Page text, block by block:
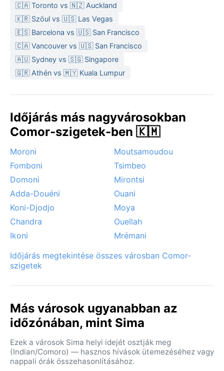
elengedhetetlen a trópusi feltételek között.
A legkedvezőbb időszak az időjárás szempontjából a
májustól novemberig tartó, viszonylag szárazabb
periódus, amikor a monszun esőzések ritkábbak és a
tenger is nyugodtabb. A jelentősebb időjárási
jelenségek közé tartozik a trópusi ciklonok szezonja
rendszer hozza a nedves, délnyugati szeleket a
melegebb hónapokban, míg télen a keleti
passzátszelek enyhébb, szárazabb légtömegeket
szállítanak. A hó vagy a sivatagi por itt ismeretlen
🇨🇦 Toronto vs 🇳🇿 Auckland
🇰🇷 Szöul vs 🇺🇸 Las Vegas
🇪🇸 Barcelona vs 🇺🇸 San Francisco
🇨🇦 Vancouver vs 🇺🇸 San Francisco
🇦🇺 Sydney vs 🇸🇬 Singapore
🇬🇷 Athén vs 🇲🇾 Kuala Lumpur
Időjárás más nagyvárosokban
Comor-szigetek-ben 🇰🇲
Moroni
Moutsamoudou
Fomboni
Tsimbeo
Domoni
Mirontsi
Adda-Douéni
Ouani
Koni-Djodjo
Moya
Chandra
Ouellah
Ikoni
Mrémani
Időjárás megtekintése összes városban Comor-
szigetek
Más városok ugyanabban az
időzónában, mint Sima
Ezek a városok Sima helyi idejét osztják meg
(Indian/Comoro) — hasznos hívások ütemezéséhez vagy
nappali órák összehasonlításához.